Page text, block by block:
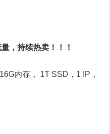
，持续热卖！！！
内存， 1T SSD，1 IP，